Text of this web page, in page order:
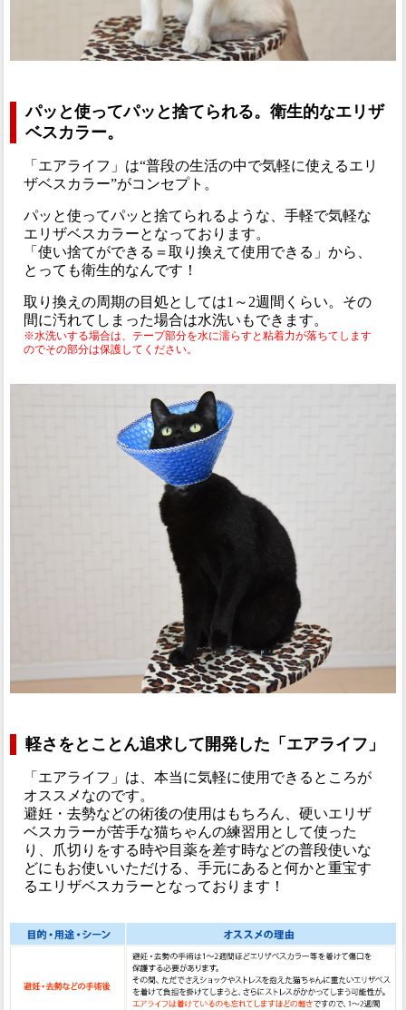
パッと使ってパッと捨てられる。衛生的なエリザ
ベスカラー。
「エアライフ」は“普段の生活の中で気軽に使えるエリ
ザベスカラー”がコンセプト。
パッと使ってパッと捨てられるような、手軽で気軽な
エリザベスカラーとなっております。
「使い捨てができる＝取り換えて使用できる」から、
とっても衛生的なんです！
取り換えの周期の目処としては1～2週間くらい。その
間に汚れてしまった場合は水洗いもできます。
※水洗いする場合は、テープ部分を水に濡らすと粘着力が落ちてします
のでその部分は保護してください。
軽さをとことん追求して開発した「エアライフ」
「エアライフ」は、本当に気軽に使用できるところが
オススメなのです。
避妊・去勢などの術後の使用はもちろん、硬いエリザ
ベスカラーが苦手な猫ちゃんの練習用として使った
り、爪切りをする時や目薬を差す時などの普段使いな
どにもお使いいただける、手元にあると何かと重宝す
るエリザベスカラーとなっております！